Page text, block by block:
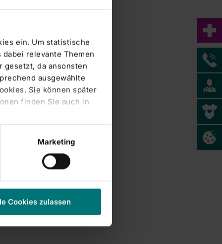
ein. Um statistische
relevante Themen
gesetzt, da ansonsten
ausgewählte
Sie können später
finden Sie auch in
Marketing
Cookies zulassen
Klinikum Frankfurt (Oder) GmbH